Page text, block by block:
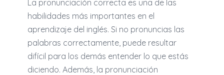
La pronunciación correcta es una de las
habilidades más importantes en el
aprendizaje del inglés. Si no pronuncias las
palabras correctamente, puede resultar
difícil para los demás entender lo que estás
diciendo. Además, la pronunciación